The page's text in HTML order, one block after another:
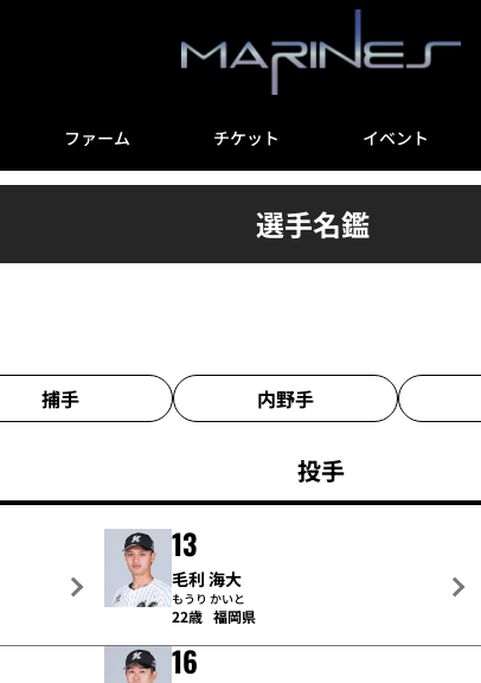
ファーム チケット イベント
選手名鑑
捕手 内野手
投手
13
毛利 海大
もうり かいと
22歳 福岡県
16